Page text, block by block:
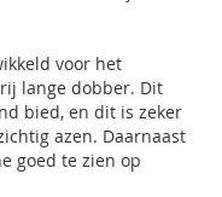
voor het
lange dobber. Dit
bied, en dit is zeker
azen. Daarnaast
goed te zien op